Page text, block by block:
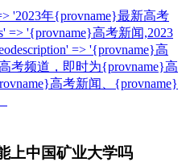
'2023年{provname}最新高考
=> '{provname}高考新闻,2023
=> '{provname}高
考频道，即时为{provname}高
高考新闻、{provname}
上中国矿业大学吗